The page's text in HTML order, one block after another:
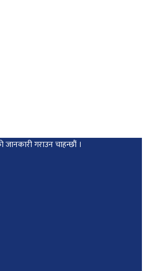
जानकारी गराउन चाहन्छौं ।